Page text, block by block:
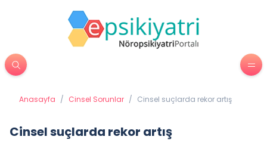
Anasayfa / Cinsel Sorunlar / Cinsel suçlarda rekor artış
Cinsel suçlarda rekor artış